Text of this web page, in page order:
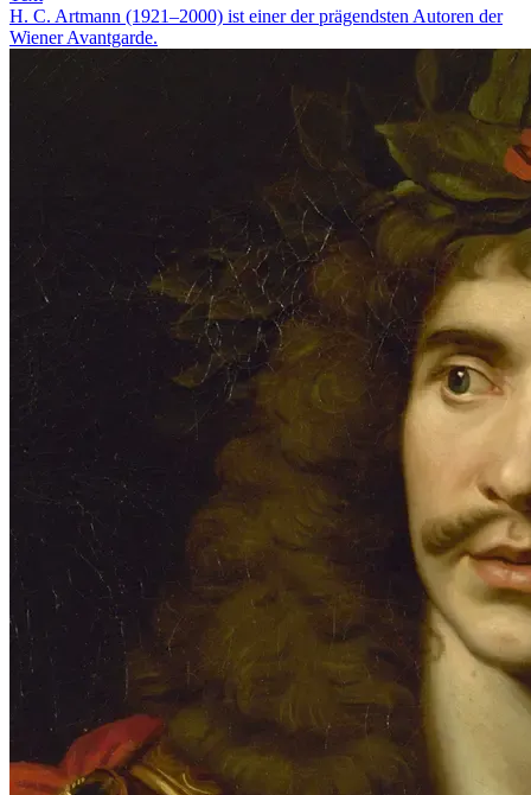
H. C. Artmann (1921–2000) ist einer der prägendsten Autoren der
Wiener Avantgarde.